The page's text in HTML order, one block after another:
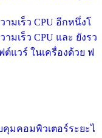
มเร็ว CPU อีกหนึ่งโ
มเร็ว CPU และ ยังรว
แวร์ ในเครื่องด้วย ฟ
คุมคอมพิวเตอร์ระยะไ